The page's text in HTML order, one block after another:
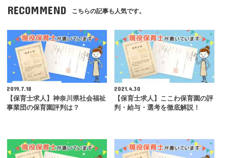
RECOMMEND こちらの記事も人気です。
2019.7.18
【保育士求人】神奈川県社会福祉
事業団の保育園評判は？
2021.4.30
【保育士求人】ここわ保育園の評
判・給与・選考を徹底解説！